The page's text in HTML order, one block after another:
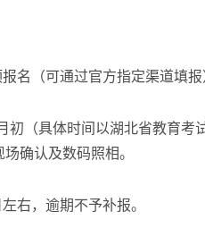
（可通过官方指定渠道填报
（具体时间以湖北省教育考
确认及数码照相。
，逾期不予补报。